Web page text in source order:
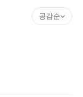
공감순